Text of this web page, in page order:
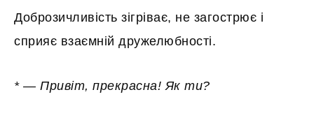
Доброзичливість зігріває, не загострює і
сприяє взаємній дружелюбності.
* — Привіт, прекрасна! Як ти?